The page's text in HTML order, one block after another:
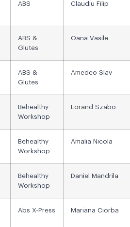
ABS Claudiu Filip
ABS &
Glutes
Oana Vasile
ABS &
Glutes
Amedeo Slav
Behealthy
Workshop
Lorand Szabo
Behealthy
Workshop
Amalia Nicola
Behealthy
Workshop
Daniel Mandrila
Abs X-Press Mariana Ciorba